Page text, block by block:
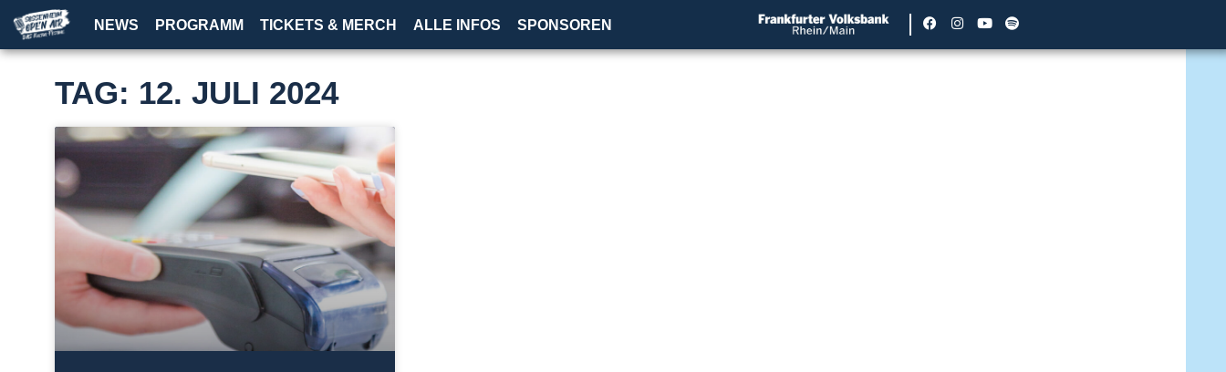
NEWS PROGRAMM TICKETS & MERCH ALLE INFOS SPONSOREN
TAG: 12. JULI 2024